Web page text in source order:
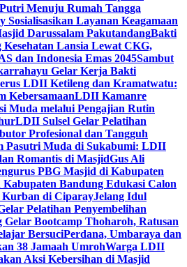
Menuju Rumah Tangga
Sosialisasikan Layanan Keagamaan
Darussalam PakutandangBakti
Lansia Lewat CKG,
dan Indonesia Emas 2045Sambut
Gelar Kerja Bakti
LDII Ketileng dan Kramatwatu:
KebersamaanLDII Kamanre
Muda melalui Pengajian Rutin
LDII Sulsel Gelar Pelatihan
Profesional dan Tangguh
Pasutri Muda di Sukabumi: LDII
Romantis di MasjidGus Ali
PBG Masjid di Kabupaten
Kabupaten Bandung Edukasi Calon
Kurban di CiparayJelang Idul
Pelatihan Penyembelihan
Bootcamp Thoharoh, Ratusan
BersuciPerdana, Umbaraya dan
38 Jamaah UmrohWarga LDII
Aksi Kebersihan di Masjid